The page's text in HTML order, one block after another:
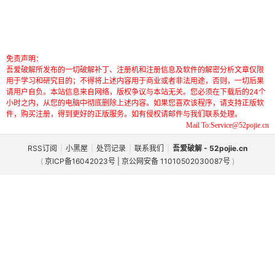
免责声明：
吾爱破解所发布的一切破解补丁、注册机和注册信息及软件的解密分析文章仅限
用于学习和研究目的；不得将上述内容用于商业或者非法用途，否则，一切后果
请用户自负。本站信息来自网络，版权争议与本站无关。您必须在下载后的24个
小时之内，从您的电脑中彻底删除上述内容。如果您喜欢该程序，请支持正版软
件，购买注册，得到更好的正版服务。如有侵权请邮件与我们联系处理。
Mail To:Service@52pojie.cn
RSS订阅 小黑屋 处罚记录 联系我们
吾爱破解 - 52pojie.cn
( 京ICP备16042023号 | 京公网安备 11010502030087号 )